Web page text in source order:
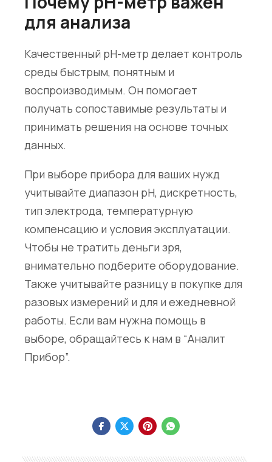
для анализа
Качественный pH-метр делает контроль
среды быстрым, понятным и
воспроизводимым. Он помогает
получать сопоставимые результаты и
принимать решения на основе точных
данных.
При выборе прибора для ваших нужд
учитывайте диапазон pH, дискретность,
тип электрода, температурную
компенсацию и условия эксплуатации.
Чтобы не тратить деньги зря,
внимательно подберите оборудование.
Также учитывайте разницу в покупке для
разовых измерений и для и ежедневной
работы. Если вам нужна помощь в
выборе, обращайтесь к нам в “Аналит
Прибор”.